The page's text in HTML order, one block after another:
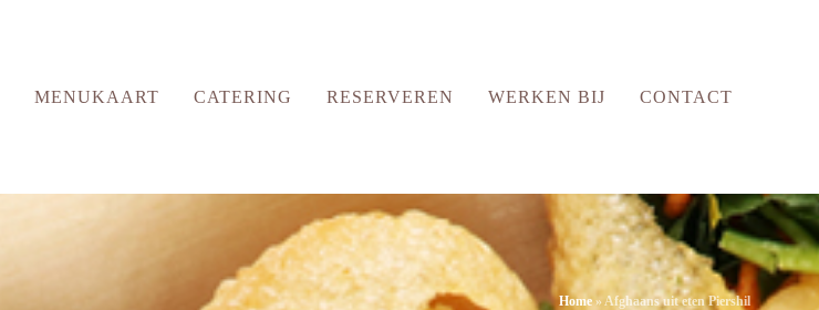
MENUKAART CATERING RESERVEREN WERKEN BIJ CONTACT
Home»Afghaans uit eten Piershil